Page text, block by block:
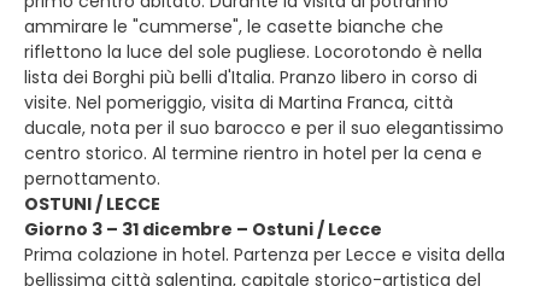
ammirare le "cummerse", le casette bianche che
riflettono la luce del sole pugliese. Locorotondo è nella
lista dei Borghi più belli d'Italia. Pranzo libero in corso di
visite. Nel pomeriggio, visita di Martina Franca, città
ducale, nota per il suo barocco e per il suo elegantissimo
centro storico. Al termine rientro in hotel per la cena e
pernottamento.
OSTUNI / LECCE
Giorno 3 – 31 dicembre – Ostuni / Lecce
Prima colazione in hotel. Partenza per Lecce e visita della
bellissima città salentina, capitale storico-artistica del